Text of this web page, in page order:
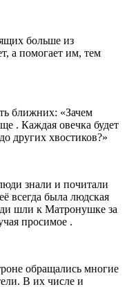
больше из
а помогает им, тем
ближних: «Зачем
. Каждая овечка будет
других хвостиков?»
знали и почитали
всегда была людская
шли к Матронушке за
просимое .
обращались многие
В их числе и